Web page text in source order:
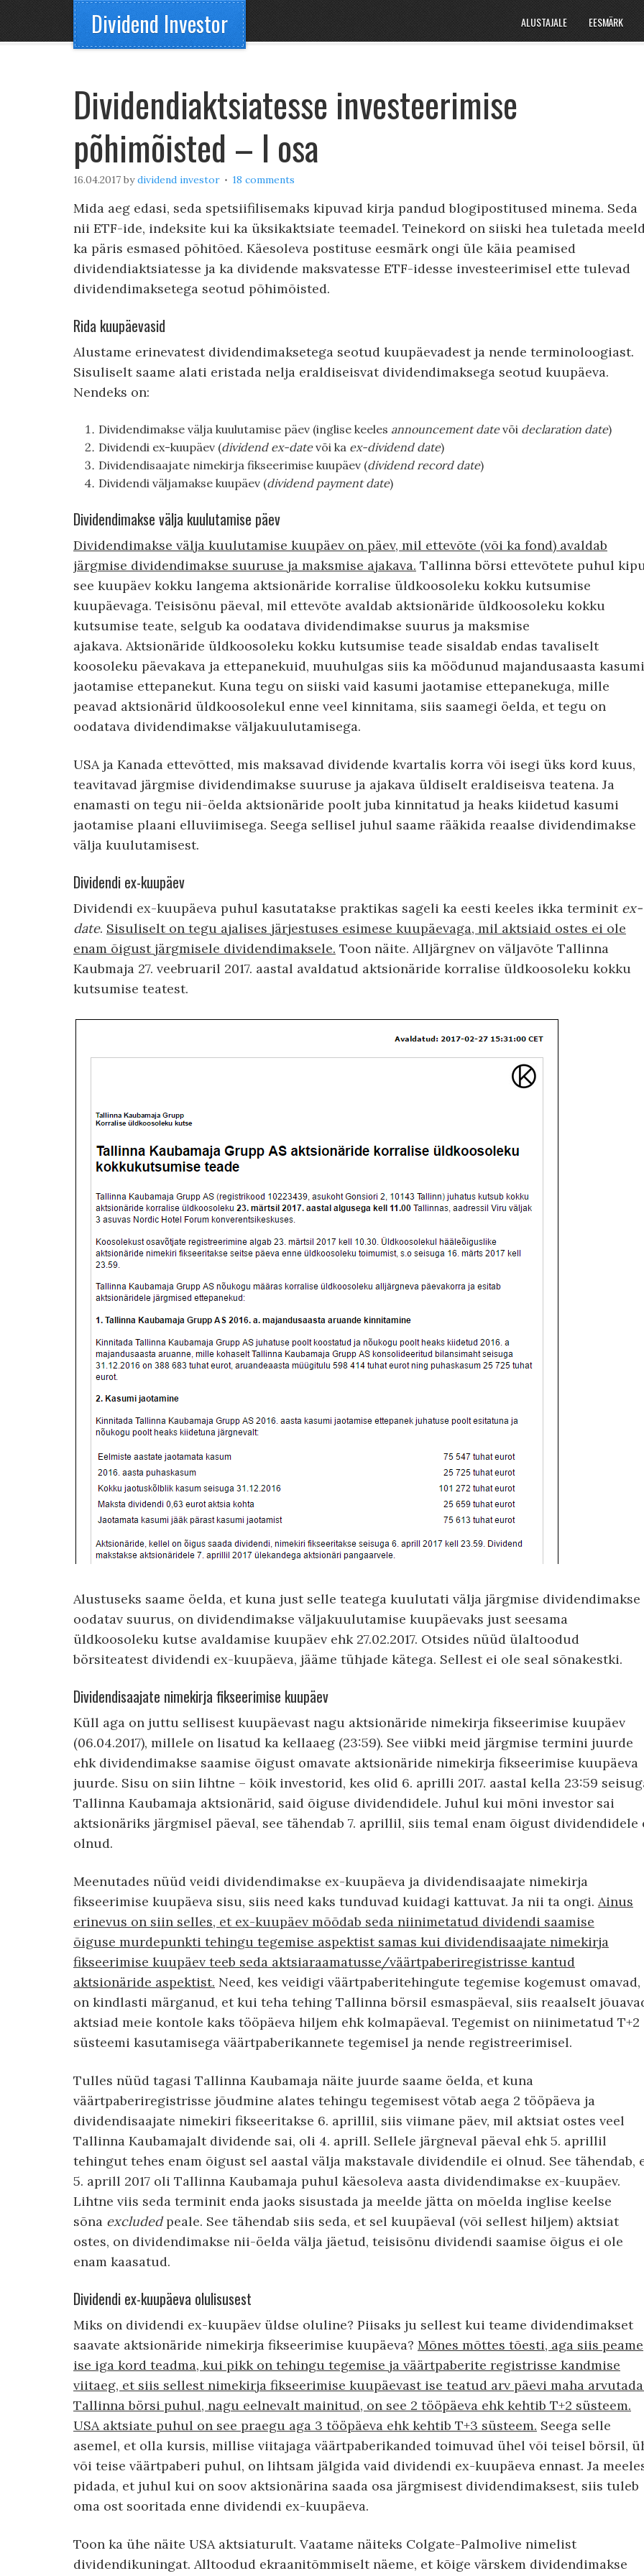
Dividend Investor ALUSTAJALE EESMÄRK
Dividendiaktsiatesse investeerimise
põhimõisted – I osa
16.04.2017 bydividend investor 18 comments
Mida aeg edasi, seda spetsiifilisemaks kipuvad kirja pandud blogipostitused minema. Seda
nii ETF-ide, indeksite kui ka üksikaktsiate teemadel. Teinekord on siiski hea tuletada
ka päris esmased põhitõed. Käesoleva postituse eesmärk ongi üle käia peamised
dividendiaktsiatesse ja ka dividende maksvatesse ETF-idesse investeerimisel ette tulevad
dividendimaksetega seotud põhimõisted.
Rida kuupäevasid
Alustame erinevatest dividendimaksetega seotud kuupäevadest ja nende terminoloogiast.
Sisuliselt saame alati eristada nelja eraldiseisvat dividendimaksega seotud kuupäeva.
Nendeks on:
Dividendimakse välja kuulutamise päev (inglise keeles announcement datevõi declaration date)
Dividendi ex-kuupäev (dividend ex-datevõi ka ex-dividend date)
Dividendisaajate nimekirja fikseerimise kuupäev (dividend record date)
Dividendi väljamakse kuupäev (dividend payment date)
Dividendimakse välja kuulutamise päev
Dividendimakse välja kuulutamise kuupäev on päev, mil ettevõte (või ka fond) avaldab
järgmise dividendimakse suuruse ja maksmise ajakava. Tallinna börsi ettevõtete puhul
see kuupäev kokku langema aktsionäride korralise üldkoosoleku kokku kutsumise
kuupäevaga. Teisisõnu päeval, mil ettevõte avaldab aktsionäride üldkoosoleku kokku
kutsumise teate, selgub ka oodatava dividendimakse suurus ja maksmise
ajakava. Aktsionäride üldkoosoleku kokku kutsumise teade sisaldab endas tavaliselt
koosoleku päevakava ja ettepanekuid, muuhulgas siis ka möödunud majandusaasta kasumi
jaotamise ettepanekut. Kuna tegu on siiski vaid kasumi jaotamise ettepanekuga, mille
peavad aktsionärid üldkoosolekul enne veel kinnitama, siis saamegi öelda, et tegu on
oodatava dividendimakse väljakuulutamisega.
USA ja Kanada ettevõtted, mis maksavad dividende kvartalis korra või isegi üks kord kuus,
teavitavad järgmise dividendimakse suuruse ja ajakava üldiselt eraldiseisva teatena. Ja
enamasti on tegu nii-öelda aktsionäride poolt juba kinnitatud ja heaks kiidetud kasumi
jaotamise plaani elluviimisega. Seega sellisel juhul saame rääkida reaalse dividendimakse
välja kuulutamisest.
Dividendi ex-kuupäev
Dividendi ex-kuupäeva puhul kasutatakse praktikas sageli ka eesti keeles ikka terminit ex-
date. Sisuliselt on tegu ajalises järjestuses esimese kuupäevaga, mil aktsiaid ostes ei ole
enam õigust järgmisele dividendimaksele. Toon näite. Alljärgnev on väljavõte Tallinna
Kaubmaja 27. veebruaril 2017. aastal avaldatud aktsionäride korralise üldkoosoleku kokku
kutsumise teatest.
Alustuseks saame öelda, et kuna just selle teatega kuulutati välja järgmise dividendimakse
oodatav suurus, on dividendimakse väljakuulutamise kuupäevaks just seesama
üldkoosoleku kutse avaldamise kuupäev ehk 27.02.2017. Otsides nüüd ülaltoodud
börsiteatest dividendi ex-kuupäeva, jääme tühjade kätega. Sellest ei ole seal sõnakestki.
Dividendisaajate nimekirja fikseerimise kuupäev
Küll aga on juttu sellisest kuupäevast nagu aktsionäride nimekirja fikseerimise kuupäev
(06.04.2017), millele on lisatud ka kellaaeg (23:59). See viibki meid järgmise termini juurde
ehk dividendimakse saamise õigust omavate aktsionäride nimekirja fikseerimise kuupäeva
juurde. Sisu on siin lihtne – kõik investorid, kes olid 6. aprilli 2017. aastal kella 23:59
Tallinna Kaubamaja aktsionärid, said õiguse dividendidele. Juhul kui mõni investor sai
aktsionäriks järgmisel päeval, see tähendab 7. aprillil, siis temal enam õigust dividendidele
olnud.
Meenutades nüüd veidi dividendimakse ex-kuupäeva ja dividendisaajate nimekirja
fikseerimise kuupäeva sisu, siis need kaks tunduvad kuidagi kattuvat. Ja nii ta ongi. Ainus
erinevus on siin selles, et ex-kuupäev mõõdab seda niinimetatud dividendi saamise
õiguse murdepunkti tehingu tegemise aspektist samas kui dividendisaajate nimekirja
fikseerimise kuupäev teeb seda aktsiaraamatusse/väärtpaberiregistrisse kantud
aktsionäride aspektist. Need, kes veidigi väärtpaberitehingute tegemise kogemust omavad,
on kindlasti märganud, et kui teha tehing Tallinna börsil esmaspäeval, siis reaalselt
aktsiad meie kontole kaks tööpäeva hiljem ehk kolmapäeval. Tegemist on niinimetatud T+2
süsteemi kasutamisega väärtpaberikannete tegemisel ja nende registreerimisel.
Tulles nüüd tagasi Tallinna Kaubamaja näite juurde saame öelda, et kuna
väärtpaberiregistrisse jõudmine alates tehingu tegemisest võtab aega 2 tööpäeva ja
dividendisaajate nimekiri fikseeritakse 6. aprillil, siis viimane päev, mil aktsiat ostes veel
Tallinna Kaubamajalt dividende sai, oli 4. aprill. Sellele järgneval päeval ehk 5. aprillil
tehingut tehes enam õigust sel aastal välja makstavale dividendile ei olnud. See tähendab,
5. aprill 2017 oli Tallinna Kaubamaja puhul käesoleva aasta dividendimakse ex-kuupäev.
Lihtne viis seda terminit enda jaoks sisustada ja meelde jätta on mõelda inglise keelse
sõna excludedpeale. See tähendab siis seda, et sel kuupäeval (või sellest hiljem) aktsiat
ostes, on dividendimakse nii-öelda välja jäetud, teisisõnu dividendi saamise õigus ei ole
enam kaasatud.
Dividendi ex-kuupäeva olulisusest
Miks on dividendi ex-kuupäev üldse oluline? Piisaks ju sellest kui teame dividendimakset
saavate aktsionäride nimekirja fikseerimise kuupäeva? Mõnes mõttes tõesti, aga siis peame
ise iga kord teadma, kui pikk on tehingu tegemise ja väärtpaberite registrisse kandmise
viitaeg, et siis sellest nimekirja fikseerimise kuupäevast ise teatud arv päevi maha
Tallinna börsi puhul, nagu eelnevalt mainitud, on see 2 tööpäeva ehk kehtib T+2 süsteem.
USA aktsiate puhul on see praegu aga 3 tööpäeva ehk kehtib T+3 süsteem. Seega selle
asemel, et olla kursis, millise viitajaga väärtpaberikanded toimuvad ühel või teisel börsil,
või teise väärtpaberi puhul, on lihtsam jälgida vaid dividendi ex-kuupäeva ennast. Ja
pidada, et juhul kui on soov aktsionärina saada osa järgmisest dividendimaksest, siis tuleb
oma ost sooritada enne dividendi ex-kuupäeva.
Toon ka ühe näite USA aktsiaturult. Vaatame näiteks Colgate-Palmolive nimelist
dividendikuningat. Alltoodud ekraanitõmmiselt näeme, et kõige värskem dividendimakse